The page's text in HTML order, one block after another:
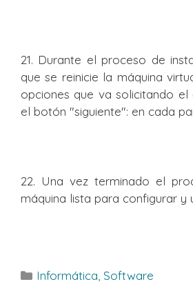
21. Durante el proceso de
que se reinicie la máquina
opciones que va solicitando el
el botón "siguiente": en cada
22. Una vez terminado el
máquina lista para configurar y
Categorías
Informática Software